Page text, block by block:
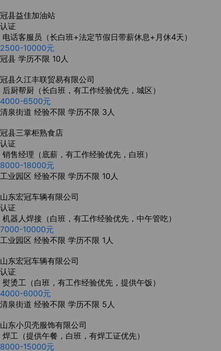
冠县益佳加油站
认证
电话客服员（长白班+法定节假日带薪休息+月休4天）
2500-10000元
冠县 学历不限 10人
冠县久江丰联贸易有限公司
后厨帮厨（长白班，有工作经验优先，城区）
4000-6500元
清泉街道 经验不限 学历不限 3人
冠县三掌柜熟食店
认证
销售经理（底薪，有工作经验优先，白班）
8000-18000元
工业园区 经验不限 学历不限 10人
山东宏冠车辆有限公司
认证
机器人焊接（白班，有工作经验优先，中午管吃）
7000-10000元
工业园区 经验不限 学历不限 1人
山东宏冠车辆有限公司
认证
熨烫工（白班，有工作经验优先，提供午饭）
4000-6000元
清泉街道 经验不限 学历不限 5人
山东小贝壳服饰有限公司
焊工（提供午餐，白班，有焊工证优先）
8000-15000元